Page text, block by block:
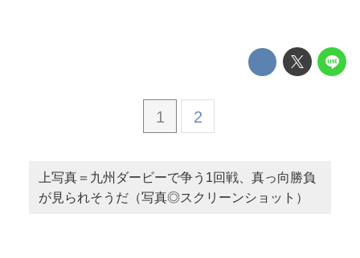
1 2
上写真＝九州ダービーで争う1回戦、真っ向勝負
が見られそうだ（写真◎スクリーンショット）